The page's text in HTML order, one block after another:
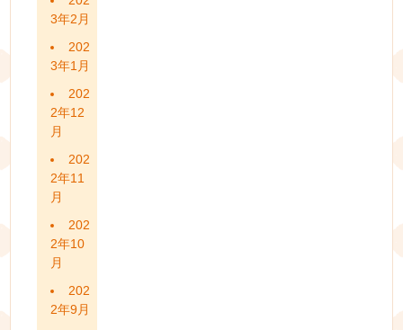
3年2月
202
3年1月
202
2年12
月
202
2年11
月
202
2年10
月
202
2年9月